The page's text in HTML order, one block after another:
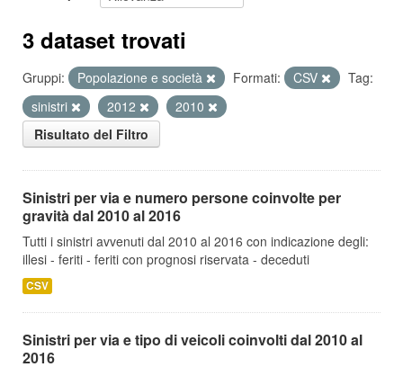
3 dataset trovati
Gruppi: Popolazione e società Formati: CSV
Tag:
sinistri
2012
2010
Risultato del Filtro
Sinistri per via e numero persone coinvolte per
gravità dal 2010 al 2016
Tutti i sinistri avvenuti dal 2010 al 2016 con indicazione degli:
illesi - feriti - feriti con prognosi riservata - deceduti
CSV
Sinistri per via e tipo di veicoli coinvolti dal 2010 al
2016